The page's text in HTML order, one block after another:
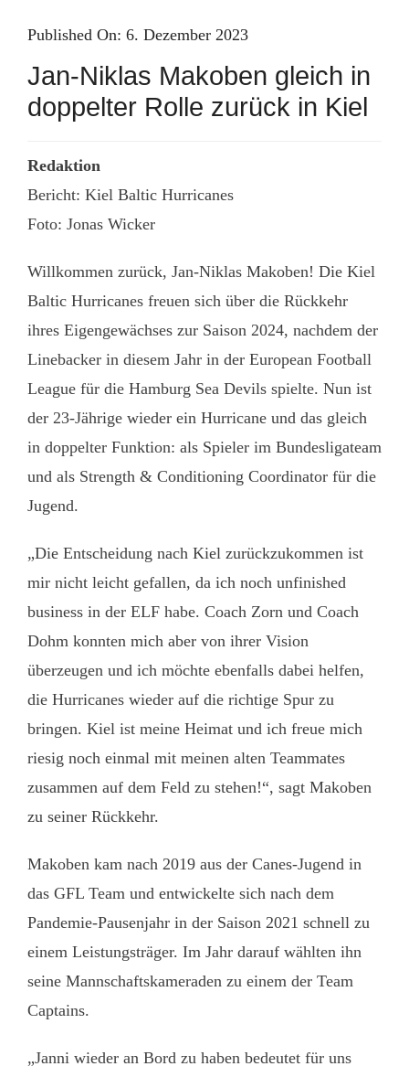
content
Published On: 6. Dezember 2023
Jan-Niklas Makoben gleich in
doppelter Rolle zurück in Kiel
Redaktion
Bericht: Kiel Baltic Hurricanes
Foto: Jonas Wicker
Willkommen zurück, Jan-Niklas Makoben! Die Kiel
Baltic Hurricanes freuen sich über die Rückkehr
ihres Eigengewächses zur Saison 2024, nachdem der
Linebacker in diesem Jahr in der European Football
League für die Hamburg Sea Devils spielte. Nun ist
der 23-Jährige wieder ein Hurricane und das gleich
in doppelter Funktion: als Spieler im Bundesligateam
und als Strength & Conditioning Coordinator für die
Jugend.
„Die Entscheidung nach Kiel zurückzukommen ist
mir nicht leicht gefallen, da ich noch unfinished
business in der ELF habe. Coach Zorn und Coach
Dohm konnten mich aber von ihrer Vision
überzeugen und ich möchte ebenfalls dabei helfen,
die Hurricanes wieder auf die richtige Spur zu
bringen. Kiel ist meine Heimat und ich freue mich
riesig noch einmal mit meinen alten Teammates
zusammen auf dem Feld zu stehen!“, sagt Makoben
zu seiner Rückkehr.
Makoben kam nach 2019 aus der Canes-Jugend in
das GFL Team und entwickelte sich nach dem
Pandemie-Pausenjahr in der Saison 2021 schnell zu
einem Leistungsträger. Im Jahr darauf wählten ihn
seine Mannschaftskameraden zu einem der Team
Captains.
„Janni wieder an Bord zu haben bedeutet für uns